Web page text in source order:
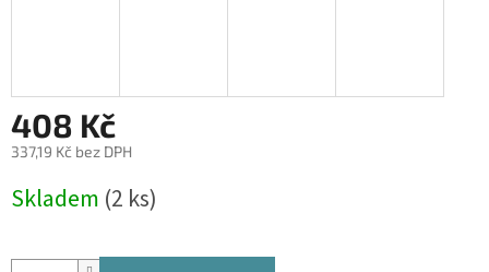
408 Kč
337,19 Kč bez DPH
cena:
Skladem (2 ks)